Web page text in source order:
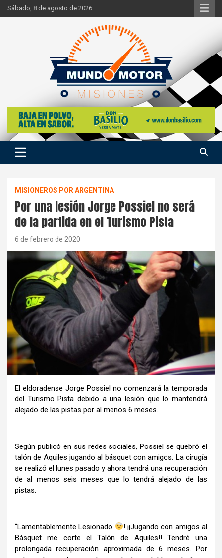
Skip
to
Sábado, 8 de agosto de 2026
Mundo Motor Misiones
Si hay ruido de motores ahí estaremos
MISIONEROS POR ARGENTINA
Por una lesión Jorge Possiel no será
de la partida en el Turismo Pista
6 de febrero de 2020
El eldoradense Jorge Possiel no comenzará la temporada
del Turismo Pista debido a una lesión que lo mantendrá
alejado de las pistas por al menos 6 meses.
Según publicó en sus redes sociales, Possiel se quebró el
talón de Aquiles jugando al básquet con amigos. La cirugía
se realizó el lunes pasado y ahora tendrá una recuperación
de al menos seis meses que lo tendrá alejado de las
pistas.
“Lamentablemente Lesionado
! ¡¡Jugando con amigos al
Básquet me corte el Talón de Aquiles!! Tendré una
prolongada recuperación aproximada de 6 meses. Por